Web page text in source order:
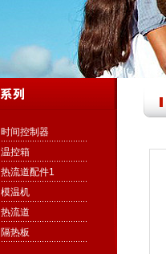
时间控制器
温控箱
热流道配件1
模温机
热流道
隔热板